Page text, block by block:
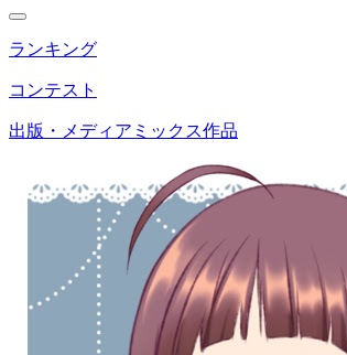
ランキング
コンテスト
出版・メディアミックス作品